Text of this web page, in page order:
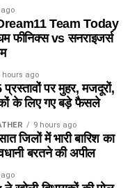
Team Today
फीनिक्स vs सनराइजर्स
hours ago
पर मुहर, मजदूरों,
के लिए गए बड़े फैसले
9 hours ago
जिलों में भारी बारिश का
बरतने की अपील